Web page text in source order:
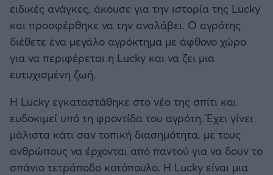
ειδικές ανάγκες, άκουσε για την ιστορία της Lucky
και προσφέρθηκε να την αναλάβει. Ο αγρότης
διέθετε ένα μεγάλο αγρόκτημα με άφθονο χώρο
για να περιφέρεται η Lucky και να ζει μια
ευτυχισμένη ζωή.
Η Lucky εγκαταστάθηκε στο νέο της σπίτι και
ευδοκιμεί υπό τη φροντίδα του αγρότη. Έχει γίνει
μάλιστα κάτι σαν τοπική διασημότητα, με τους
ανθρώπους να έρχονται από παντού για να δουν το
σπάνιο τετράποδο κοτόπουλο. Η Lucky είναι μια